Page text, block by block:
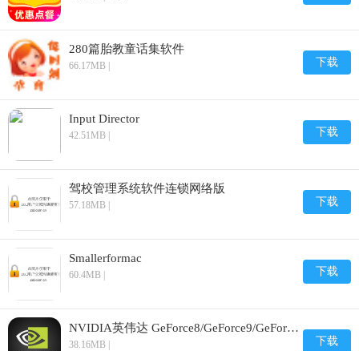
280篇胎教童话集软件
66.17MB | 下载
Input Director
42.51MB | 下载
驾校管理系统软件连锁网络版
57.18MB | 下载
Smallerformac
60.4MB | 下载
NVIDIA英伟达 GeForce8/GeForce9/GeForce 100/
38.16MB | 下载